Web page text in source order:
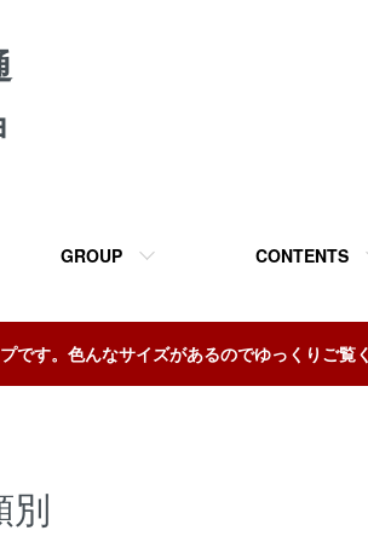
GROUP CONTENTS
です。色んなサイズがあるのでゆっくりご覧
別